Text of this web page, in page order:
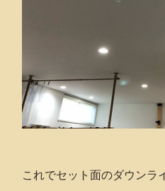
これでセット面のダウンラ